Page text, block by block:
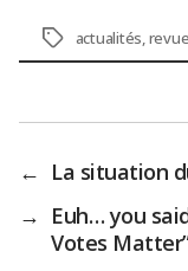
Étiquettes
actualités,
← La situation
→ Euh… you
Votes